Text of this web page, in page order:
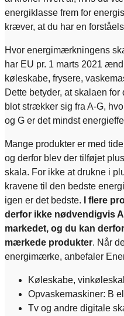
energiklasse frem for
kræver, at du har en
Hvor energimærkningens
har EU pr. 1 marts 2021
køleskabe, frysere,
Dette betyder, at skalaen
blot strækker sig fra A-G,
og G er det mindst
Mange produkter er med
og derfor blev der tilføjet
skala. For ikke at drukne i
kravene til den bedste
igen er det bedste.
I flere
derfor ikke nødvendigvis
markedet, og du kan
mærkede produkter. Når
energimærke, anbefaler
Køleskabe,
Opvaskemaskiner: B
Tv og andre digitale